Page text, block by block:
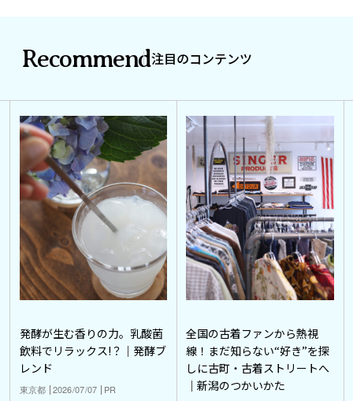
Recommend注目のコンテンツ
発酵が生む香りの力。乳酸菌
飲料でリラックス!？｜発酵ブ
レンド
東京都 2026/07/07 PR
全国の古着ファンから熱視
線！まだ知らない“好き”を探
しに古町・古着ストリートへ
｜新潟のつかいかた